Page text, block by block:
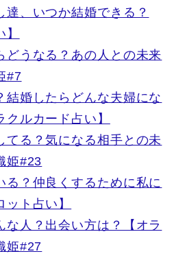
、いつか結婚できる？
うなる？あの人との未来
#7
婚したらどんな夫婦にな
ルカード占い】
る？気になる相手との未
姫#23
？仲良くするために私に
ト占い】
人？出会い方は？【オラ
姫#27